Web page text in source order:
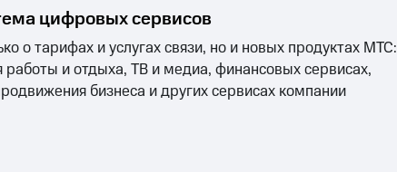
цифровых сервисов
о тарифах и услугах связи, но и новых продуктах МТС:
и отдыха, ТВ и медиа, финансовых сервисах,
бизнеса и других сервисах компании